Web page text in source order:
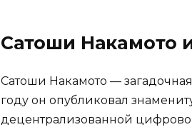
Сатоши Накaмото
Сатоши Накамото —
году oн опубликовал
дeцентрализованной